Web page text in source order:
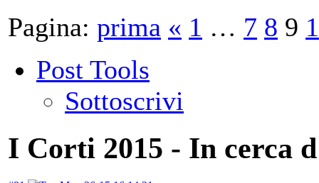
Pagina: prima « 1 … 7 8 9
Post Tools
Sottoscrivi
I Corti 2015 - In cerca